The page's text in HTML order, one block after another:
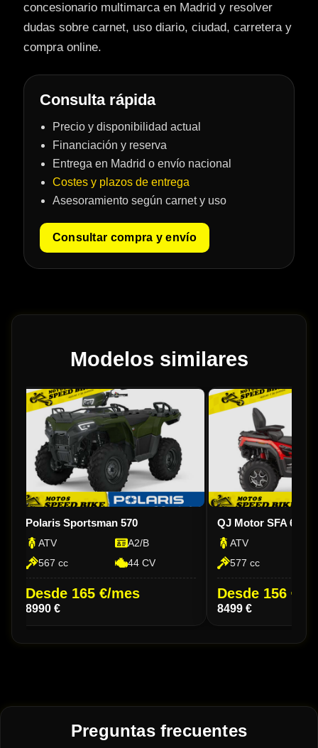
concesionario multimarca en Madrid y resolver
dudas sobre carnet, uso diario, ciudad, carretera y
compra online.
Consulta rápida
Precio y disponibilidad actual
Financiación y reserva
Entrega en Madrid o envío nacional
Costes y plazos de entrega
Asesoramiento según carnet y uso
Consultar compra y envío
Modelos similares
Polaris Sportsman 570
ATV
A2/B
567 cc
44 CV
Desde 165 €/mes
8990 €
QJ Motor SFA 600
ATV
577 cc
Desde 156 €/
8499 €
Preguntas frecuentes